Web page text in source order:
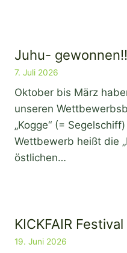
Juhu- gewonnen!!
7. Juli 2026
Oktober bis März
unseren
„Kogge“ (=
Wettbewerb heißt die
östlichen…
KICKFAIR
19. Juni 2026